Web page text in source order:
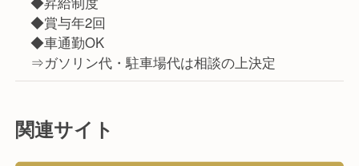
◆賞与年2回
◆車通勤OK
⇒ガソリン代・駐車場代は相談の上決定
関連サイト